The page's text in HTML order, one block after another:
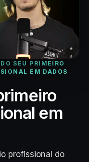
SEU PRIMEIRO
EM DADOS
em
profissional do